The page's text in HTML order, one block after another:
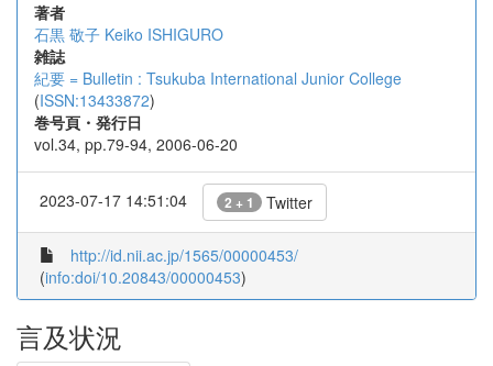
著者
石黒 敬子 Keiko ISHIGURO
雑誌
紀要 = Bulletin : Tsukuba International Junior College
(ISSN:13433872)
巻号頁・発行日
vol.34, pp.79-94, 2006-06-20
2023-07-17 14:51:04 2 + 1 Twitter
http://id.nii.ac.jp/1565/00000453/
(info:doi/10.20843/00000453)
言及状況